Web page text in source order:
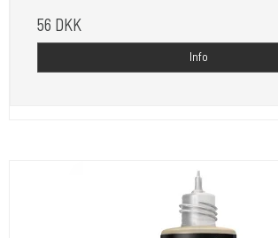
56 DKK
Info